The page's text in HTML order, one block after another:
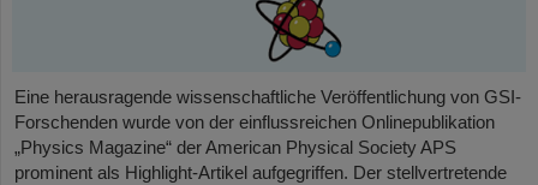
Eine herausragende wissenschaftliche Veröffentlichung von GSI-
Forschenden wurde von der einflussreichen Onlinepublikation
„Physics Magazine“ der American Physical Society APS
prominent als Highlight-Artikel aufgegriffen. Der stellvertretende